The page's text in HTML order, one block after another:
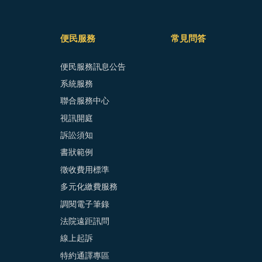
便民服務
便民服務訊息公告
系統服務
聯合服務中心
視訊開庭
訴訟須知
書狀範例
徵收費用標準
多元化繳費服務
調閱電子筆錄
法院遠距訊問
線上起訴
特約通譯專區
常見問答